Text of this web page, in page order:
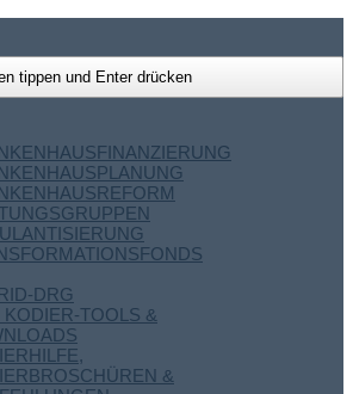
DRG
KODIER-TOOLS &
&